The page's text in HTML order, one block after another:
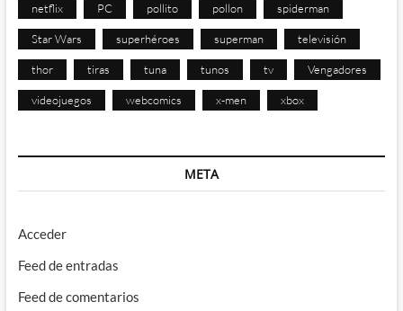
netflix PC pollito pollon spiderman
Star Wars superhéroes superman televisión
thor tiras tuna tunos tv Vengadores
videojuegos webcomics x-men xbox
META
Acceder
Feed de entradas
Feed de comentarios